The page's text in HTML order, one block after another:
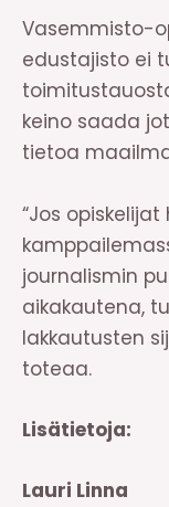
Vasemmisto-
edustajisto ei
keino saada
tietoa
“Jos
journalismin
aikakautena,
lakkautusten
toteaa.
Lisätietoja:
Lauri Linna